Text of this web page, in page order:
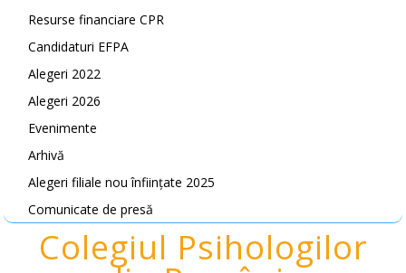
Resurse financiare CPR
Candidaturi EFPA
Alegeri 2022
Alegeri 2026
Evenimente
Arhivă
Alegeri filiale nou înființate 2025
Comunicate de presă
Colegiul Psihologilor